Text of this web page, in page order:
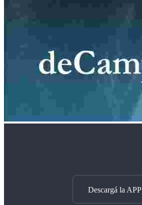
Descargá la APP